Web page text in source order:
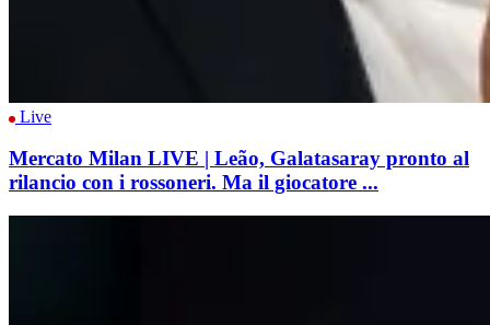
Live
Mercato Milan LIVE | Leão, Galatasaray pronto al
rilancio con i rossoneri. Ma il giocatore ...